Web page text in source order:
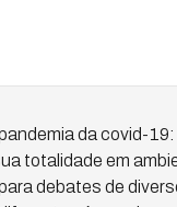
da covid-
totalidade em
debates de